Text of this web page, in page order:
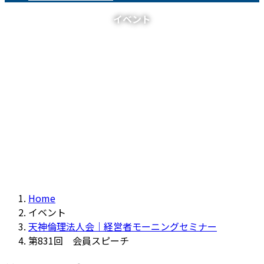
イベント
Home
イベント
天神倫理法人会｜経営者モーニングセミナー
第831回 会員スピーチ